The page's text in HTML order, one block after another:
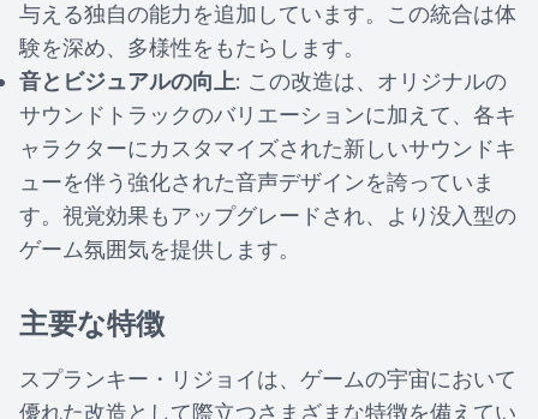
与える独自の能力を追加しています。この統合は体
験を深め、多様性をもたらします。
音とビジュアルの向上: この改造は、オリジナルの
サウンドトラックのバリエーションに加えて、各キ
ャラクターにカスタマイズされた新しいサウンドキ
ューを伴う強化された音声デザインを誇っていま
す。視覚効果もアップグレードされ、より没入型の
ゲーム氛囲気を提供します。
主要な特徴
スプランキー・リジョイは、ゲームの宇宙において
優れた改造として際立つさまざまな特徴を備えてい